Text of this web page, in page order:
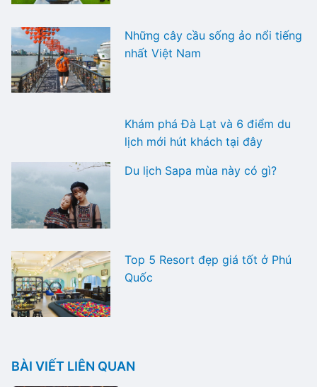
Những cây cầu sống ảo nổi tiếng
nhất Việt Nam
Khám phá Đà Lạt và 6 điểm du
lịch mới hút khách tại đây
Du lịch Sapa mùa này có gì?
Top 5 Resort đẹp giá tốt ở Phú
Quốc
BÀI VIẾT LIÊN QUAN